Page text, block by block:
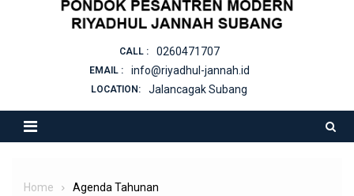
CALL : 0260471707
EMAIL : info@riyadhul-jannah.id
LOCATION: Jalancagak Subang
Home Agenda Tahunan